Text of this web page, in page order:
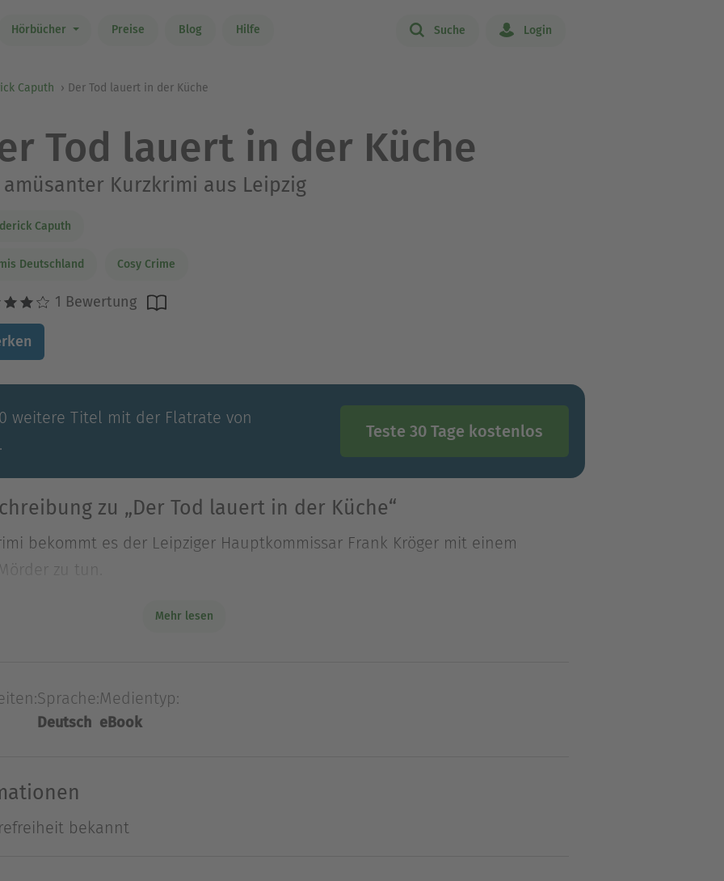
Hörbücher Preise Blog Hilfe Suche Login
Caputh Der Tod lauert in der Küche
Tod lauert in der Küche
amüsanter Kurzkrimi aus Leipzig
Caputh
Deutschland Cosy Crime
1 Bewertung
weitere Titel mit der Flatrate von
Teste 30 Tage kostenlos
zu „Der Tod lauert in der Küche“
bekommt es der Leipziger Hauptkommissar Frank Kröger mit einem
zu tun.
auch nur ein Opfer?
drin.
Mehr lesen
Sprache:
Deutsch
Medientyp:
eBook
bekannt